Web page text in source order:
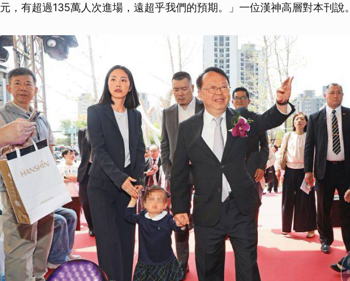
元，有超過135萬人次進場，遠超乎我們的預期。」一位漢神高層對本刊說。
取消